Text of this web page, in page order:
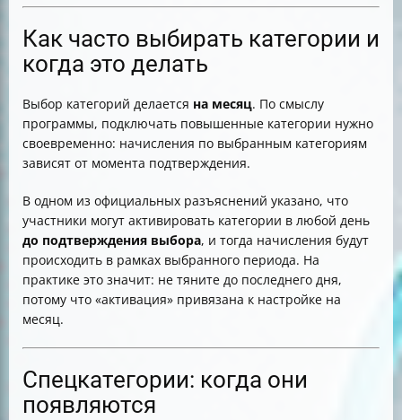
Как часто выбирать категории и
когда это делать
Выбор категорий делается на месяц. По смыслу
программы, подключать повышенные категории нужно
своевременно: начисления по выбранным категориям
зависят от момента подтверждения.
В одном из официальных разъяснений указано, что
участники могут активировать категории в любой день
до подтверждения выбора, и тогда начисления будут
происходить в рамках выбранного периода. На
практике это значит: не тяните до последнего дня,
потому что «активация» привязана к настройке на
месяц.
Спецкатегории: когда они
появляются